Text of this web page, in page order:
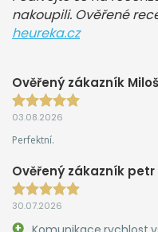
nakoupili. Ověřené
heureka.cz
Ověřený zákazník Miloš
03.08.2026
Perfektní.
Ověřený zákazník petr
30.07.2026